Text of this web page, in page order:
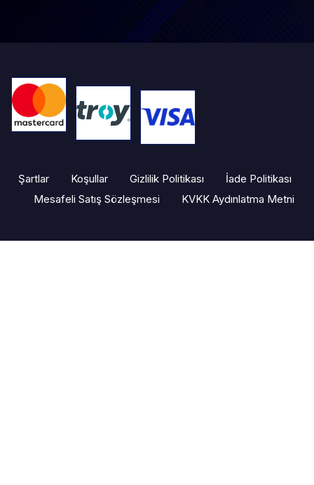
Şartlar Koşullar Gizlilik Politikası
İade Politikası
Mesafeli Satış Sözleşmesi
KVKK Aydınlatma Metni